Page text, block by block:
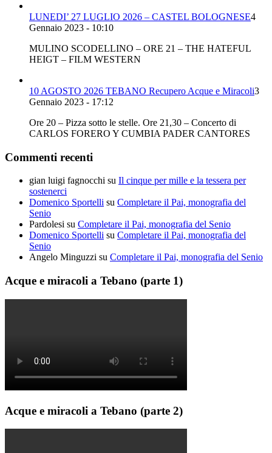
LUNEDI’ 27 LUGLIO 2026 – CASTEL BOLOGNESE4
Gennaio 2023 - 10:10
MULINO SCODELLINO – ORE 21 – THE HATEFUL
HEIGT – FILM WESTERN
10 AGOSTO 2026 TEBANO Recupero Acque e Miracoli3
Gennaio 2023 - 17:12
Ore 20 – Pizza sotto le stelle. Ore 21,30 – Concerto di
CARLOS FORERO Y CUMBIA PADER CANTORES
Commenti recenti
gian luigi fagnocchi su Il cinque per mille e la tessera per
sostenerci
Domenico Sportelli su Completare il Pai, monografia del
Senio
Pardolesi su Completare il Pai, monografia del Senio
Domenico Sportelli su Completare il Pai, monografia del
Senio
Angelo Minguzzi su Completare il Pai, monografia del Senio
Acque e miracoli a Tebano (parte 1)
Acque e miracoli a Tebano (parte 2)